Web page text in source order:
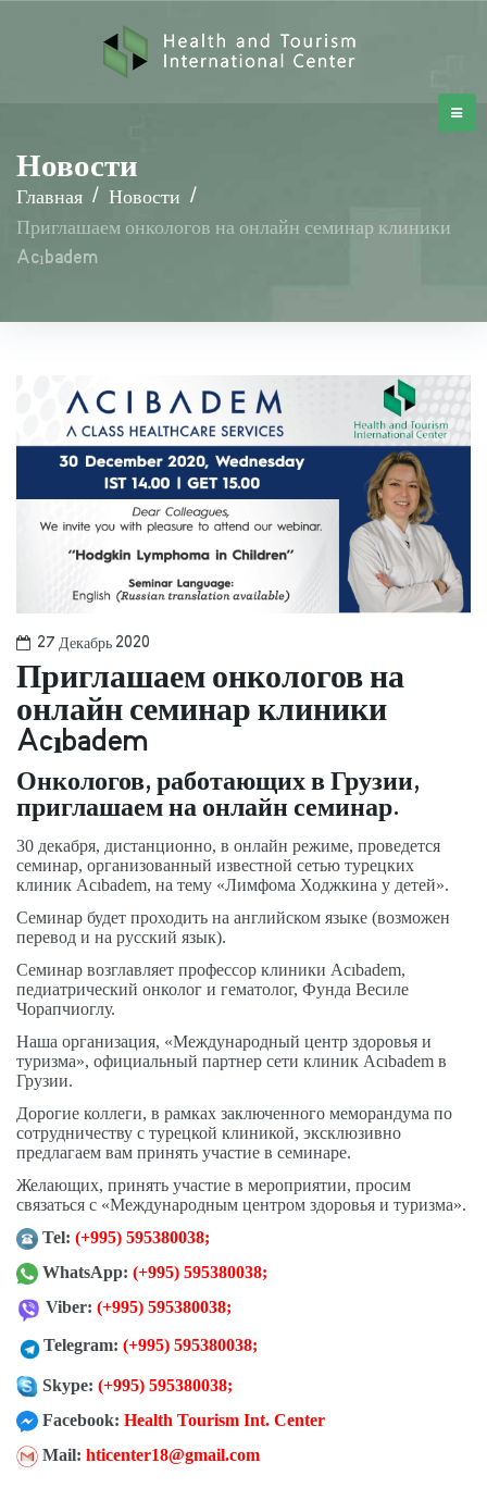
Новости
Главная / Новости /
Приглашаем онкологов на онлайн семинар клиники
Acıbadem
27 Декабрь 2020
Приглашаем онкологов на
онлайн семинар клиники
Acıbadem
Онкологов, работающих в Грузии,
приглашаем на онлайн семинар.
30 декабря, дистанционно, в онлайн режиме, проведется
семинар, организованный известной сетью турецких
клиник Acıbadem, на тему «Лимфома Ходжкина у детей».
Семинар будет проходить на английском языке (возможен
перевод и на русский язык).
Семинар возглавляет профессор клиники Acıbadem,
педиатрический онколог и гематолог, Фунда Весиле
Чорапчиоглу.
Наша организация, «Международный центр здоровья и
туризма», официальный партнер сети клиник Acıbadem в
Грузии.
Дорогие коллеги, в рамках заключенного меморандума по
сотрудничеству с турецкой клиникой, эксклюзивно
предлагаем вам принять участие в семинаре.
Желающих, принять участие в мероприятии, просим
связаться с «Международным центром здоровья и туризма».
Tel: (+995) 595380038;
WhatsApp: (+995) 595380038;
Viber: (+995) 595380038;
Telegram: (+995) 595380038;
Skype: (+995) 595380038;
Facebook: Health Tourism Int. Center
Mail: hticenter18@gmail.com